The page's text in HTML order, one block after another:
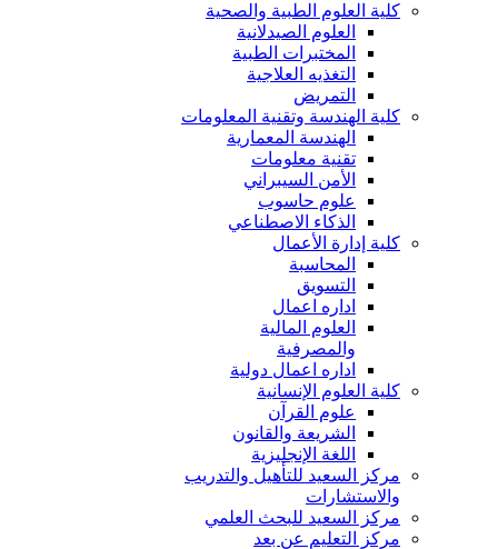
كلية العلوم الطبية والصحية
العلوم الصيدلانية
المختبرات الطبية
التغذيه العلاجية
التمريض
كلية الهندسة وتقنية المعلومات
الهندسة المعمارية
تقنية معلومات
الأمن السيبراني
علوم حاسوب
الذكاء الاصطناعي
كلية إدارة الأعمال
المحاسبة
التسويق
اداره اعمال
العلوم المالية
والمصرفية
اداره اعمال دولية
كلية العلوم الإنسانية
علوم القرآن
الشريعة والقانون
اللغة الإنجليزية
مركز السعيد للتأهيل والتدريب
والاستشارات
مركز السعيد للبحث العلمي
مركز التعليم عن بعد